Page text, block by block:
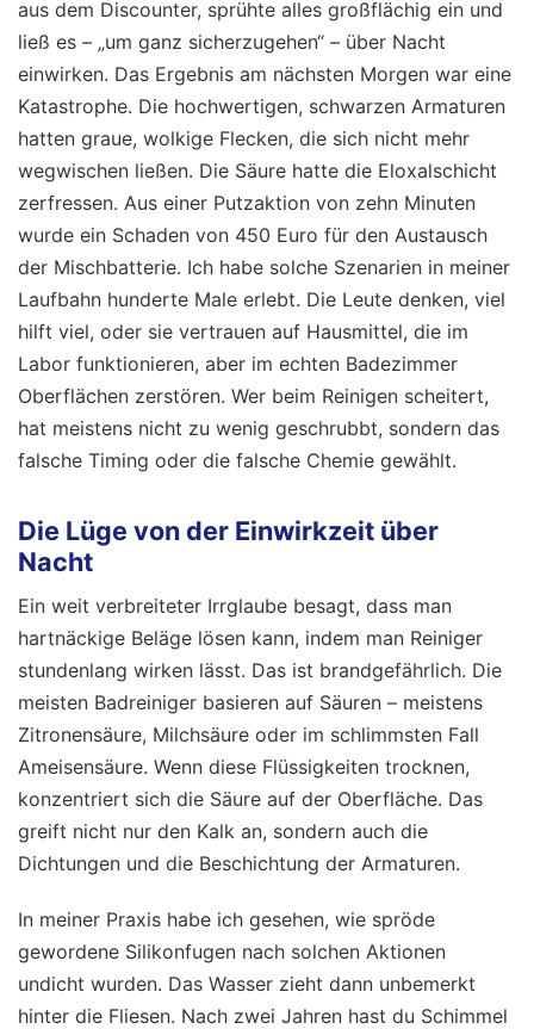
aus dem Discounter, sprühte alles großflächig ein und
ließ es – „um ganz sicherzugehen“ – über Nacht
einwirken. Das Ergebnis am nächsten Morgen war eine
Katastrophe. Die hochwertigen, schwarzen Armaturen
hatten graue, wolkige Flecken, die sich nicht mehr
wegwischen ließen. Die Säure hatte die Eloxalschicht
zerfressen. Aus einer Putzaktion von zehn Minuten
wurde ein Schaden von 450 Euro für den Austausch
der Mischbatterie. Ich habe solche Szenarien in meiner
Laufbahn hunderte Male erlebt. Die Leute denken, viel
hilft viel, oder sie vertrauen auf Hausmittel, die im
Labor funktionieren, aber im echten Badezimmer
Oberflächen zerstören. Wer beim Reinigen scheitert,
hat meistens nicht zu wenig geschrubbt, sondern das
falsche Timing oder die falsche Chemie gewählt.
Die Lüge von der Einwirkzeit über
Nacht
Ein weit verbreiteter Irrglaube besagt, dass man
hartnäckige Beläge lösen kann, indem man Reiniger
stundenlang wirken lässt. Das ist brandgefährlich. Die
meisten Badreiniger basieren auf Säuren – meistens
Zitronensäure, Milchsäure oder im schlimmsten Fall
Ameisensäure. Wenn diese Flüssigkeiten trocknen,
konzentriert sich die Säure auf der Oberfläche. Das
greift nicht nur den Kalk an, sondern auch die
Dichtungen und die Beschichtung der Armaturen.
In meiner Praxis habe ich gesehen, wie spröde
gewordene Silikonfugen nach solchen Aktionen
undicht wurden. Das Wasser zieht dann unbemerkt
hinter die Fliesen. Nach zwei Jahren hast du Schimmel